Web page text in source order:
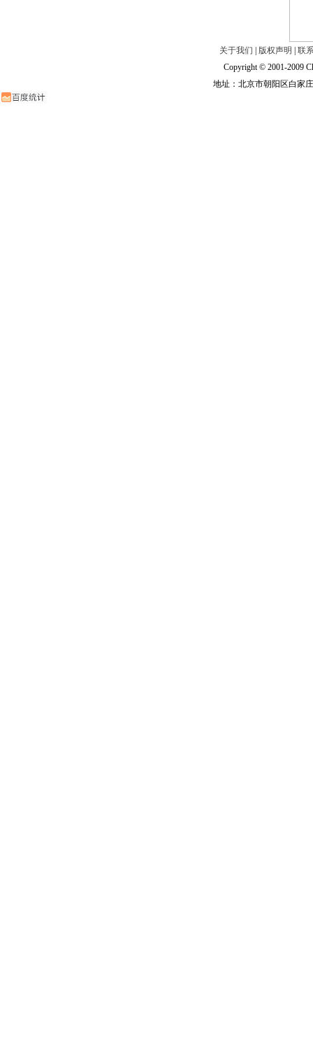
关于我们 版权声明
联
Copyright © 2001-2009
地址：北京市朝阳区白家